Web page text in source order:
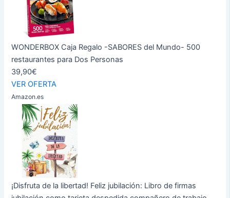
WONDERBOX Caja Regalo -SABORES del Mundo- 500
restaurantes para Dos Personas
39,90€
VER OFERTA
Amazon.es
¡Disfruta de la libertad! Feliz jubilación: Libro de firmas